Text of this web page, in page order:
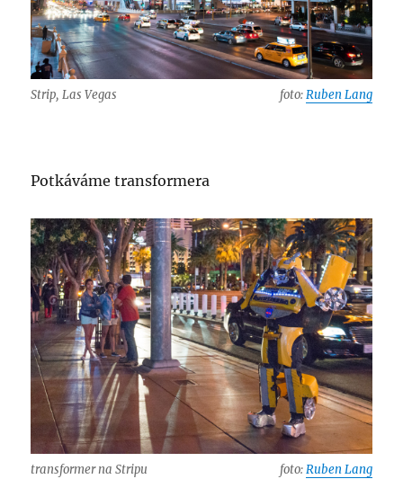
Strip, Las Vegas foto:Ruben Lang
Potkáváme transformera
transformer na Stripu foto:Ruben Lang